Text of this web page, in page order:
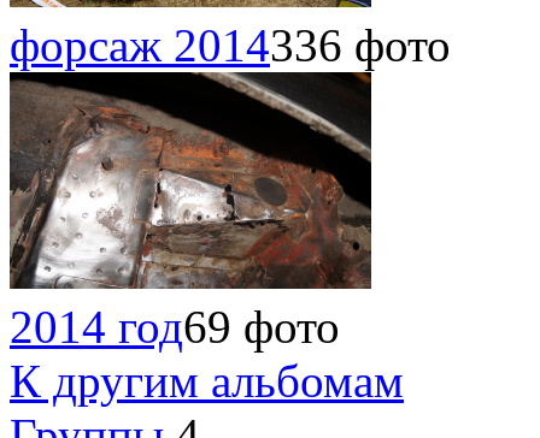
форсаж 2014336 фото
2014 год69 фото
К другим альбомам